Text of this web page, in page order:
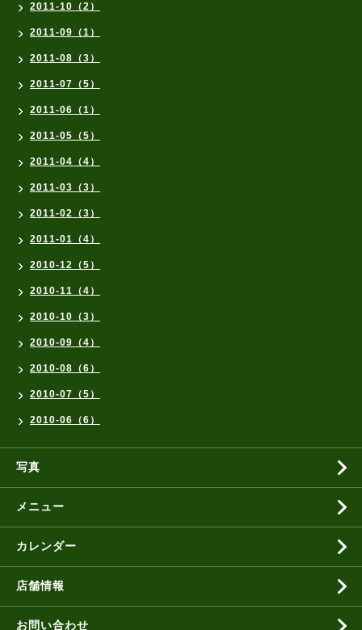
2011-10（2）
2011-09（1）
2011-08（3）
2011-07（5）
2011-06（1）
2011-05（5）
2011-04（4）
2011-03（3）
2011-02（3）
2011-01（4）
2010-12（5）
2010-11（4）
2010-10（3）
2010-09（4）
2010-08（6）
2010-07（5）
2010-06（6）
写真
メニュー
カレンダー
店舗情報
お問い合わせ